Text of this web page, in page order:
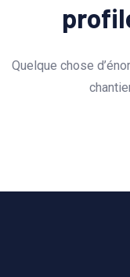
Quelque chose